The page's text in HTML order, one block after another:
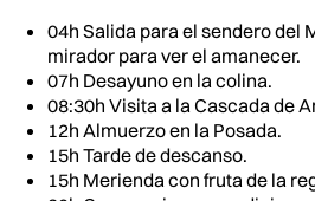
04h Salida para el sendero del
mirador para ver el amanecer.
07h Desayuno en la colina.
08:30h Visita a la Cascada de
12h Almuerzo en la Posada.
15h Tarde de descanso.
15h Merienda con fruta de la